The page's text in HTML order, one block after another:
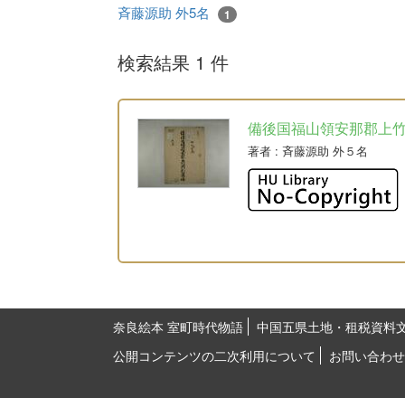
斉藤源助 外5名 1
検索結果 1 件
備後国福山領安那郡上
著者 : 斉藤源助 外５名
奈良絵本 室町時代物語
中国五県土地・租税資料
公開コンテンツの二次利用について
お問い合わせ